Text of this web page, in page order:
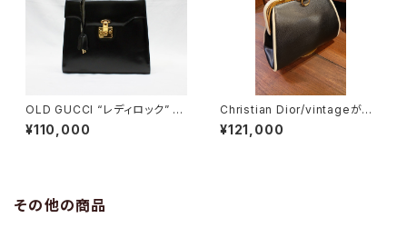
OLD GUCCI “レディロック” 2
wayハンドバッグ
¥110,000
Christian Dior/vintageがま
口バッグ
¥121,000
その他の商品